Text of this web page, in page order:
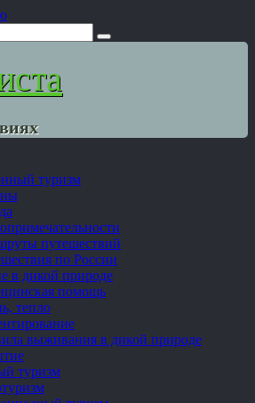
туризм
путешествий
по России
в дикой природе
помощь
тепло
выживания в дикой природе
туризм